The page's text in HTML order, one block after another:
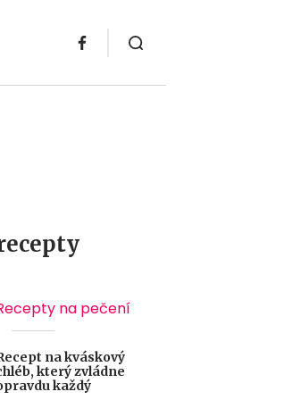
na pečení
na kváskový
který zvládne
každý